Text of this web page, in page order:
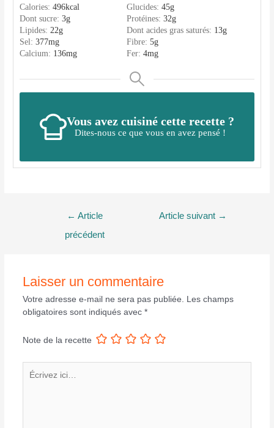
Calories:496kcal Glucides:45g
Dont sucre:3g Protéines:32g
Lipides:22g Dont acides gras saturés: 13g
Sel:377mg Fibre:5g
Calcium: 136mg Fer:4mg
Vous avez cuisiné cette recette ?
Dites-nous ce que vous en avez pensé !
← Article
précédent
Article suivant →
Laisser un commentaire
Votre adresse e-mail ne sera pas publiée. Les champs
obligatoires sont indiqués avec *
Note de la recette
ici…